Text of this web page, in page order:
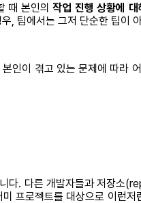
때 본인의 작업 진행 상황에 대
, 팀에서는 그저 단순한 팁이
인이 겪고 있는 문제에 따라
. 다른 개발자들과 저장소
미 프로젝트를 대상으로 이런